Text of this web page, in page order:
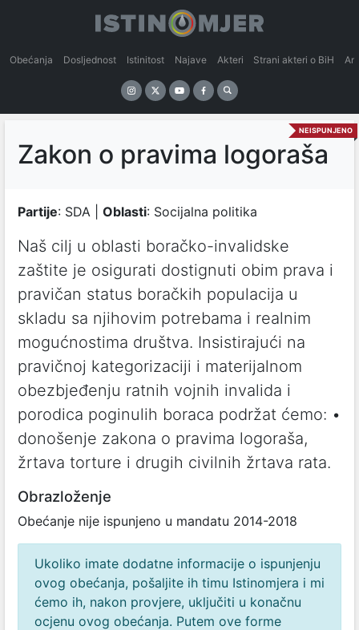
Obećanja Dosljednost Istinitost Najave Akteri Strani akteri o BiH
NEISPUNJENO
Zakon o pravima logoraša
Partije: SDA | Oblasti: Socijalna politika
Naš cilj u oblasti boračko-invalidske
zaštite je osigurati dostignuti obim prava i
pravičan status boračkih populacija u
skladu sa njihovim potrebama i realnim
mogućnostima društva. Insistirajući na
pravičnoj kategorizaciji i materijalnom
obezbjeđenju ratnih vojnih invalida i
porodica poginulih boraca podržat ćemo: •
donošenje zakona o pravima logoraša,
žrtava torture i drugih civilnih žrtava rata.
Obrazloženje
Obećanje nije ispunjeno u mandatu 2014-2018
Ukoliko imate dodatne informacije o ispunjenju
ovog obećanja, pošaljite ih timu Istinomjera i mi
ćemo ih, nakon provjere, uključiti u konačnu
ocjenu ovog obećanja. Putem ove forme